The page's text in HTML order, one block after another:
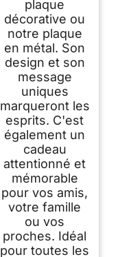
plaque
décorative ou
notre plaque
en métal. Son
design et son
message
uniques
marqueront les
esprits. C'est
également un
cadeau
attentionné et
mémorable
pour vos amis,
votre famille
ou vos
proches. Idéal
pour toutes les